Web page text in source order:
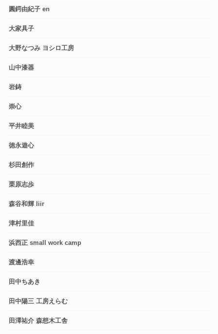
圓鍔由紀子 en
大家具子
大野なつみ ヨシロ工房
山中漆器
岩鋳
崇心
平井睦美
徳永遊心
杉田創作
栗原志歩
森谷和輝 liir
津村里佳
浜西正 small work camp
渡邊浩幸
田中ちあき
田中陽三 工房えらむ
田澤祐介 森想木工舎